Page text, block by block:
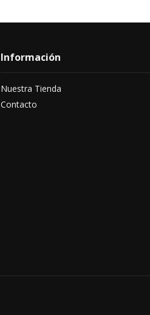
Información
Nuestra Tienda
Contacto